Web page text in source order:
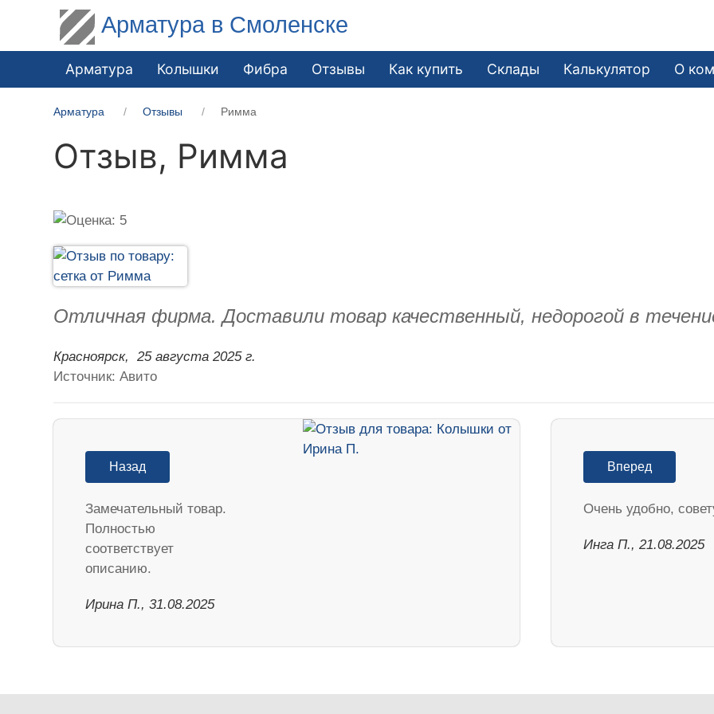
Арматура в Смоленске
Арматура Колышки Фибра Отзывы Как купить Склады Калькулятор О
Арматура Отзывы Римма
Отзыв, Римма
Отличная фирма. Доставили товар качественный, недорогой в
Красноярск,
25 августа 2025 г.
Источник: Авито
Назад
Замечательный товар.
Полностью
соответствует
описанию.
Ирина П., 31.08.2025
Вперед
Очень удобно,
Инга П., 21.08.2025